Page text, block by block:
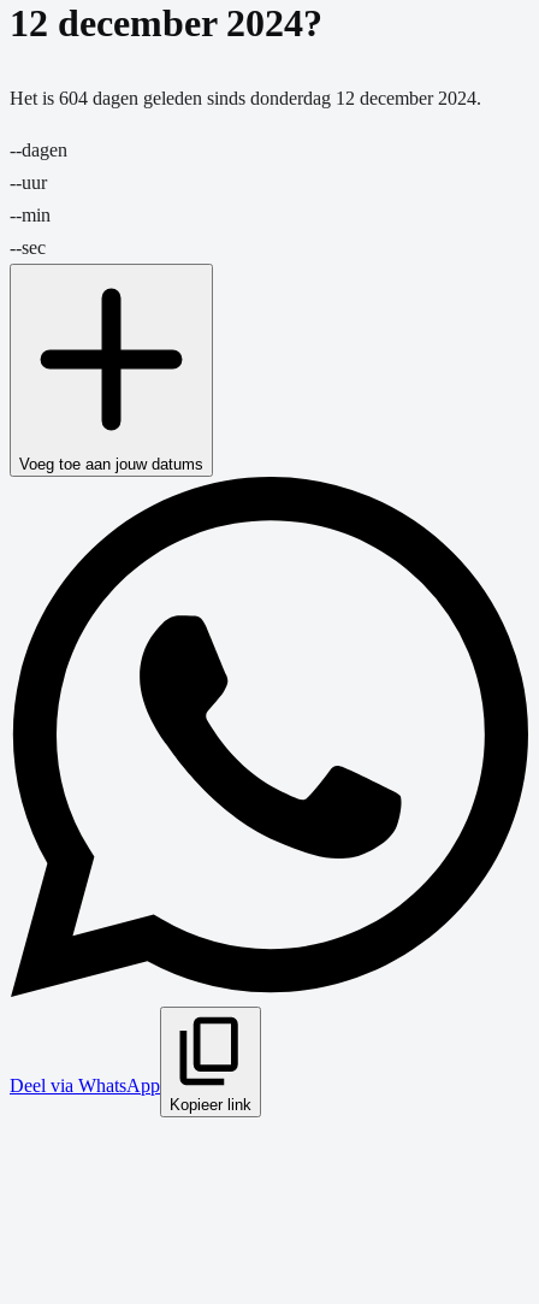
12 december 2024?
Het is 604 dagen geleden sinds donderdag 12 december 2024.
--dagen
--uur
--min
--sec
Voeg toe aan jouw datums
Deel via WhatsApp
Kopieer link